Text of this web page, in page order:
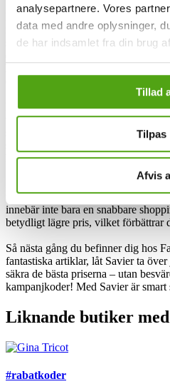
analysepartnere. Vores
data med andre oplysninger,
de har indsamlet fra din brug
Tillad
Tilpas
Afvis
Med Savier behöver du inte längre
rabattkoder hos Farfetch. Savier
shoppingassistent som automatiskt
När du väl har handlat hos
tar Savier hand om resten. Vår
stora bibliotek med uppdaterade
kod för att se till så alla fungerar
Det bästa med Savier är dess
utan också den kod som ger dig
innebär inte bara en snabbare
betydligt lägre pris, vilket förbättrar
Så nästa gång du befinner dig hos
fantastiska artiklar, låt Savier ta
säkra de bästa priserna – utan
kampanjkoder! Med Savier är
Liknande butiker
#rabatkoder